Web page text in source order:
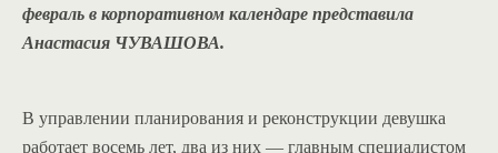
февраль в корпоративном календаре представила
Анастасия ЧУВАШОВА.
В управлении планирования и реконструкции девушка
работает восемь лет, два из них — главным специалистом